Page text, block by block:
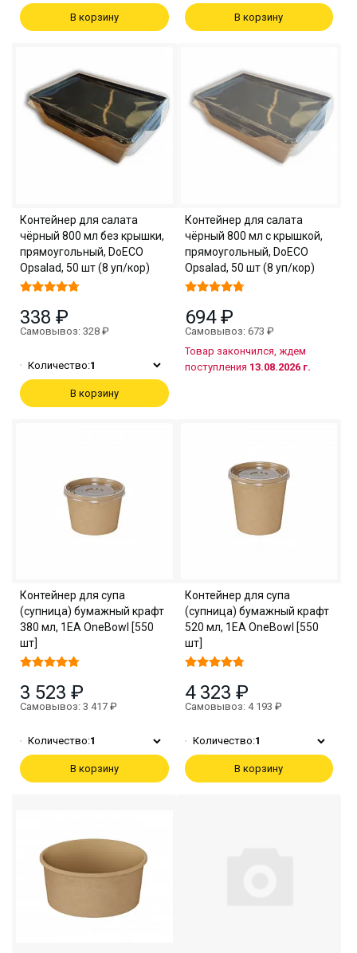
В корзину В корзину
Контейнер для салата
чёрный 800 мл без крышки,
прямоугольный, DoECO
Opsalad, 50 шт (8 уп/кор)
338 ₽
Самовывоз: 328 ₽
Количество:1
В корзину
Контейнер для салата
чёрный 800 мл с крышкой,
прямоугольный, DoECO
Opsalad, 50 шт (8 уп/кор)
694 ₽
Самовывоз: 673 ₽
Товар закончился, ждем
поступления 13.08.2026 г.
Контейнер для супа
(супница) бумажный крафт
380 мл, 1EA OneBowl [550
шт]
3 523 ₽
Самовывоз: 3 417 ₽
Количество:1
В корзину
Контейнер для супа
(супница) бумажный крафт
520 мл, 1EA OneBowl [550
шт]
4 323 ₽
Самовывоз: 4 193 ₽
Количество:1
В корзину